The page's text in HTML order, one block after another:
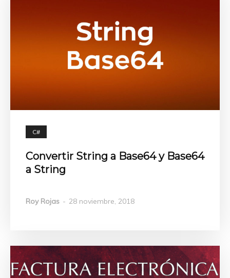
C#
Convertir String a Base64 y Base64
a String
Roy Rojas - 28 noviembre, 2018